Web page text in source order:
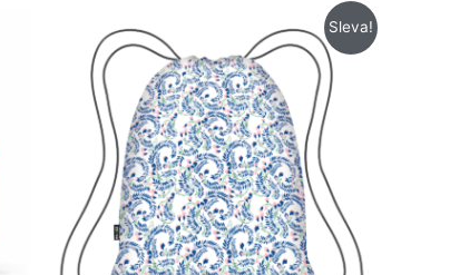
Sleva!
cena
byla:
199 Kč.
je:
129 Kč.